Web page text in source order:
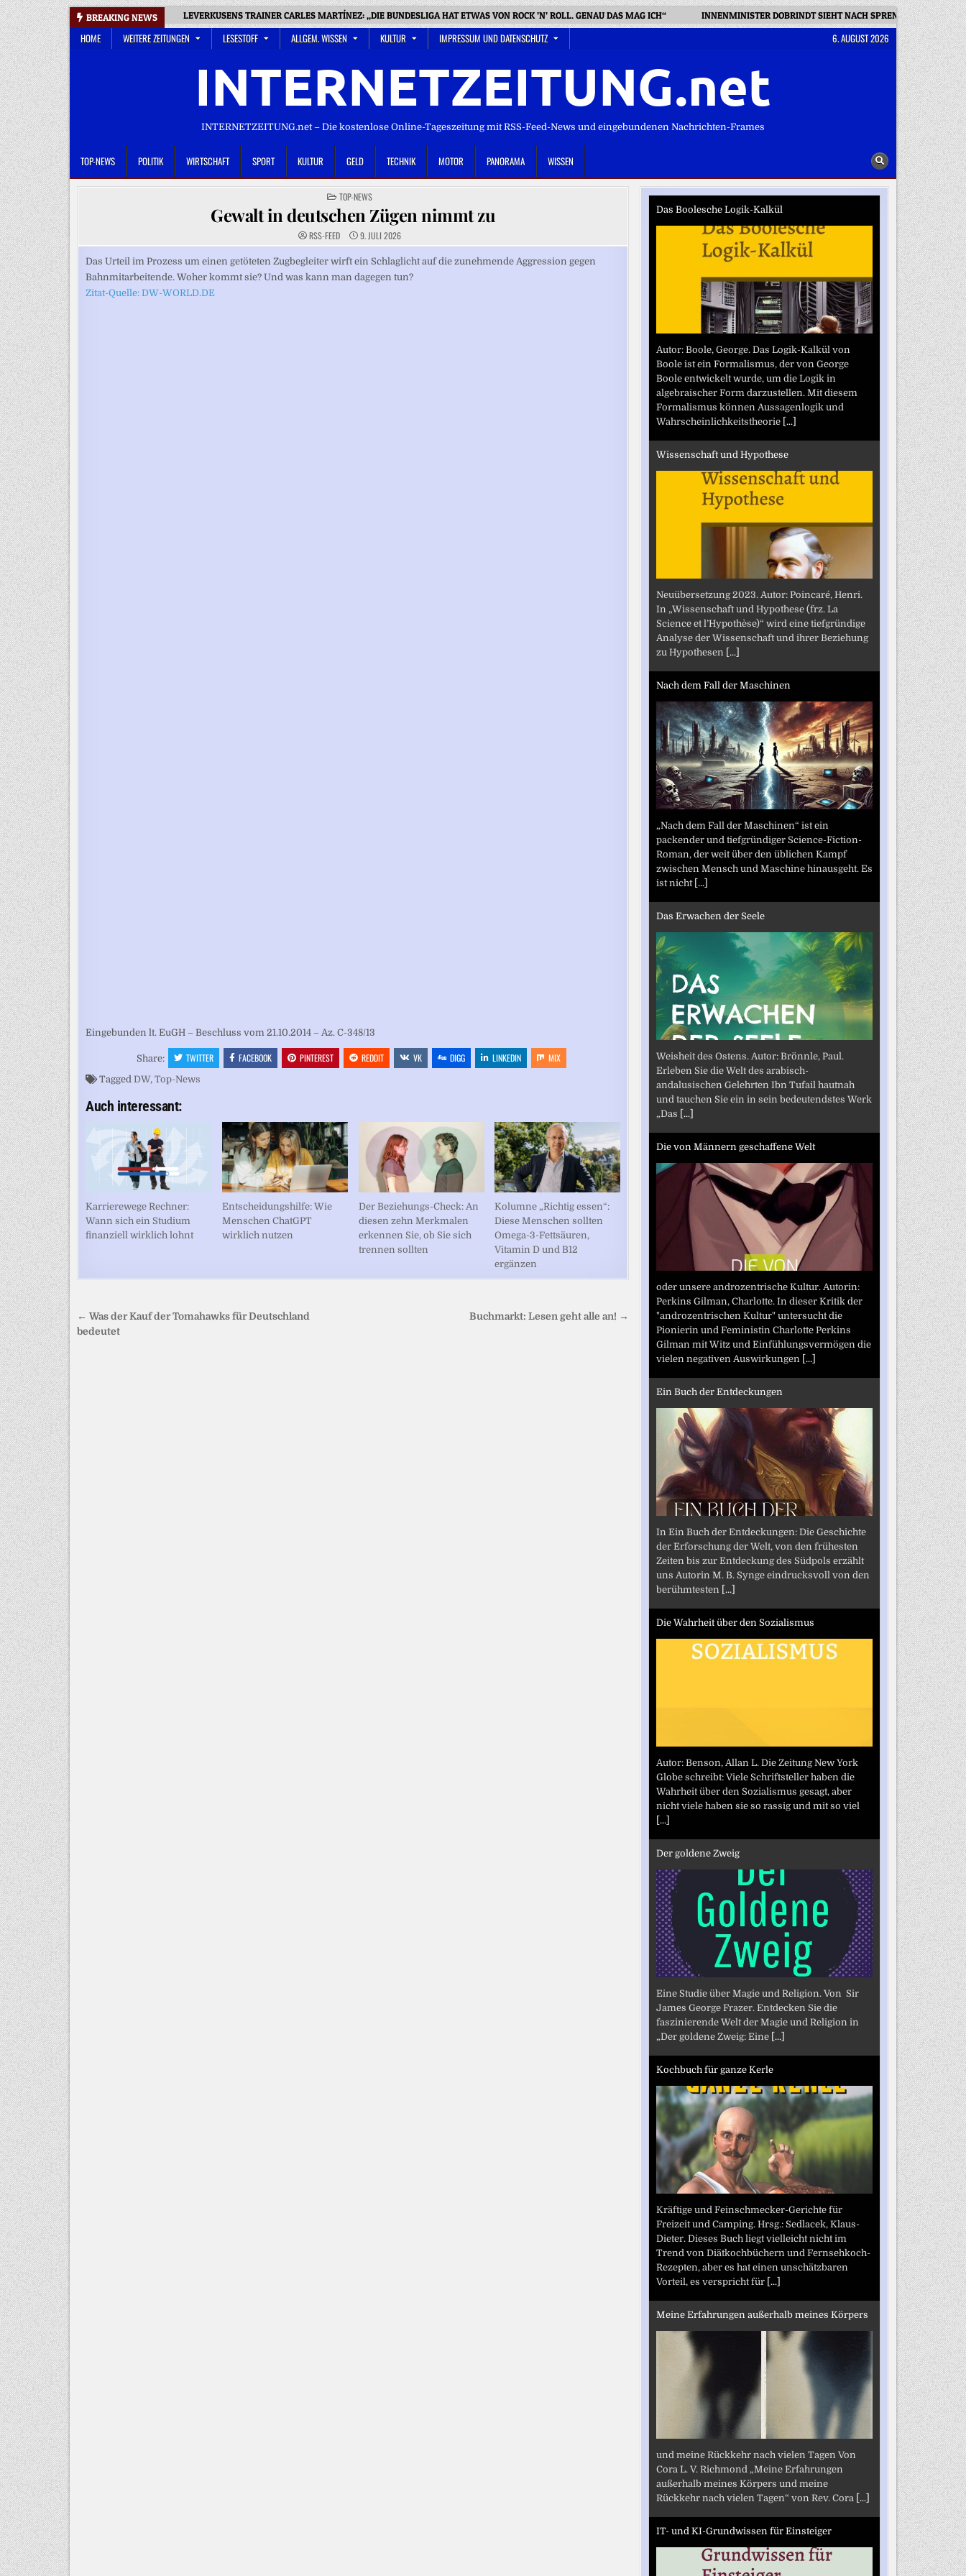
Skip
to
content
BREAKING NEWS LEVERKUSENS TRAINER CARLES MARTÍNEZ: „DIE BUNDESLIGA HAT ETWAS VON ROCK ’N’ ROLL. GENAU DAS MAG ICH“ INNENMINISTER DOBRINDT SIEHT NACH SPRENGSTOFF-
HOME WEITERE ZEITUNGEN LESESTOFF ALLGEM. WISSEN KULTUR IMPRESSUM UND DATENSCHUTZ 6. AUGUST 2026
INTERNETZEITUNG.net
INTERNETZEITUNG.net – Die kostenlose Online-Tageszeitung mit RSS-Feed-News und eingebundenen Nachrichten-Frames
TOP-NEWS POLITIK WIRTSCHAFT SPORT KULTUR GELD TECHNIK MOTOR PANORAMA WISSEN
POSTED
IN
TOP-NEWS
Gewalt in deutschen Zügen nimmt zu
RSS-FEED 9. JULI 2026
Das Urteil im Prozess um einen getöteten Zugbegleiter wirft ein Schlaglicht auf die zunehmende Aggression gegen
Bahnmitarbeitende. Woher kommt sie? Und was kann man dagegen tun?
Zitat-Quelle: DW-WORLD.DE
Eingebunden lt. EuGH – Beschluss vom 21.10.2014 – Az. C-348/13
Share: TWITTER FACEBOOK PINTEREST REDDIT VK DIGG LINKEDIN MIX
Tagged DW, Top-News
Auch interessant:
Karrierewege Rechner:
Wann sich ein Studium
finanziell wirklich lohnt
Entscheidungshilfe: Wie
Menschen ChatGPT
wirklich nutzen
Der Beziehungs-Check: An
diesen zehn Merkmalen
erkennen Sie, ob Sie sich
trennen sollten
Kolumne „Richtig essen“:
Diese Menschen sollten
Omega-3-Fettsäuren,
Vitamin D und B12
ergänzen
Beitragsnavigation Buchmarkt: Lesen geht alle an! →
← Was der Kauf der Tomahawks für Deutschland
bedeutet
Das Boolesche Logik-Kalkül
Autor: Boole, George. Das Logik-Kalkül von
Boole ist ein Formalismus, der von George
Boole entwickelt wurde, um die Logik in
algebraischer Form darzustellen. Mit diesem
Formalismus können Aussagenlogik und
Wahrscheinlichkeitstheorie [...]
Wissenschaft und Hypothese
Neuübersetzung 2023. Autor: Poincaré, Henri.
In „Wissenschaft und Hypothese (frz. La
Science et l’Hypothèse)“ wird eine tiefgründige
Analyse der Wissenschaft und ihrer Beziehung
zu Hypothesen [...]
Nach dem Fall der Maschinen
„Nach dem Fall der Maschinen“ ist ein
packender und tiefgründiger Science-Fiction-
Roman, der weit über den üblichen Kampf
zwischen Mensch und Maschine hinausgeht. Es
ist nicht [...]
Das Erwachen der Seele
Weisheit des Ostens. Autor: Brönnle, Paul.
Erleben Sie die Welt des arabisch-
andalusischen Gelehrten Ibn Tufail hautnah
und tauchen Sie ein in sein bedeutendstes Werk
„Das [...]
Die von Männern geschaffene Welt
oder unsere androzentrische Kultur. Autorin:
Perkins Gilman, Charlotte. In dieser Kritik der
"androzentrischen Kultur" untersucht die
Pionierin und Feministin Charlotte Perkins
Gilman mit Witz und Einfühlungsvermögen die
vielen negativen Auswirkungen [...]
Ein Buch der Entdeckungen
In Ein Buch der Entdeckungen: Die Geschichte
der Erforschung der Welt, von den frühesten
Zeiten bis zur Entdeckung des Südpols erzählt
uns Autorin M. B. Synge eindrucksvoll von den
berühmtesten [...]
Die Wahrheit über den Sozialismus
Autor: Benson, Allan L. Die Zeitung New York
Globe schreibt: Viele Schriftsteller haben die
Wahrheit über den Sozialismus gesagt, aber
nicht viele haben sie so rassig und mit so viel
[...]
Der goldene Zweig
Eine Studie über Magie und Religion. Von Sir
James George Frazer. Entdecken Sie die
faszinierende Welt der Magie und Religion in
„Der goldene Zweig: Eine [...]
Kochbuch für ganze Kerle
Kräftige und Feinschmecker-Gerichte für
Freizeit und Camping. Hrsg.: Sedlacek, Klaus-
Dieter. Dieses Buch liegt vielleicht nicht im
Trend von Diätkochbüchern und Fernsehkoch-
Rezepten, aber es hat einen unschätzbaren
Vorteil, es verspricht für [...]
Meine Erfahrungen außerhalb meines Körpers
und meine Rückkehr nach vielen Tagen Von
Cora L. V. Richmond „Meine Erfahrungen
außerhalb meines Körpers und meine
Rückkehr nach vielen Tagen“ von Rev. Cora [...]
IT- und KI-Grundwissen für Einsteiger